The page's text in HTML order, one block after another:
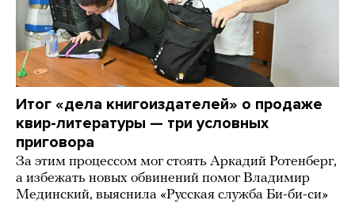
Итог «дела книгоиздателей» о продаже
квир-литературы — три условных
приговора
За этим процессом мог стоять Аркадий Ротенберг,
а избежать новых обвинений помог Владимир
Мединский, выяснила «Русская служба Би-би-си»